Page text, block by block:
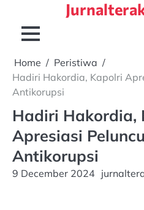
content
Home
Peristiwa
Hadiri Hakordia, Kapolri
Antikorupsi
Hadiri Hakordia,
Apresiasi
Antikorupsi
9 December 2024